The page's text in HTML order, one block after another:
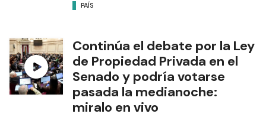
PAÍS
Continúa el debate por la Ley
de Propiedad Privada en el
Senado y podría votarse
pasada la medianoche:
miralo en vivo